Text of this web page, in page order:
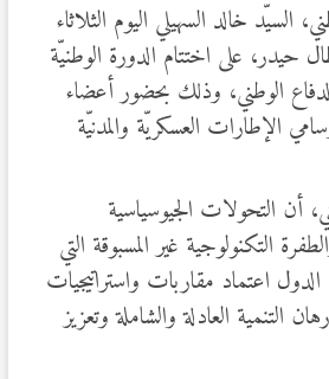
السيّد خالد السهيلي اليوم الثلاثاء
ببرطال حيدر، على اختتام الدورة الوطنيّة
الدفاع الوطني، وذلك بحضور أعضاء
الإطارات العسكريّة والمدنيّة
أن التحولات الجيوسياسية
التكنولوجية غير المسبوقة التي
اعتماد مقاربات واستراتيجيات
العادلة والشاملة وتعزيز